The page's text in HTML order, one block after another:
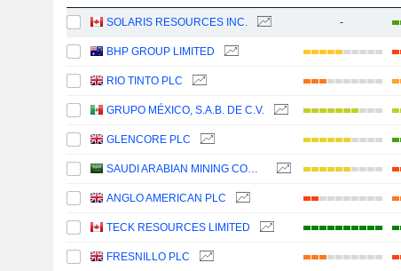
SOLARIS RESOURCES INC. -
BHP GROUP LIMITED
RIO TINTO PLC
GRUPO MÉXICO, S.A.B. DE C.V.
GLENCORE PLC
SAUDI ARABIAN MINING COMPANY (MAADEN)
ANGLO AMERICAN PLC
TECK RESOURCES LIMITED
FRESNILLO PLC